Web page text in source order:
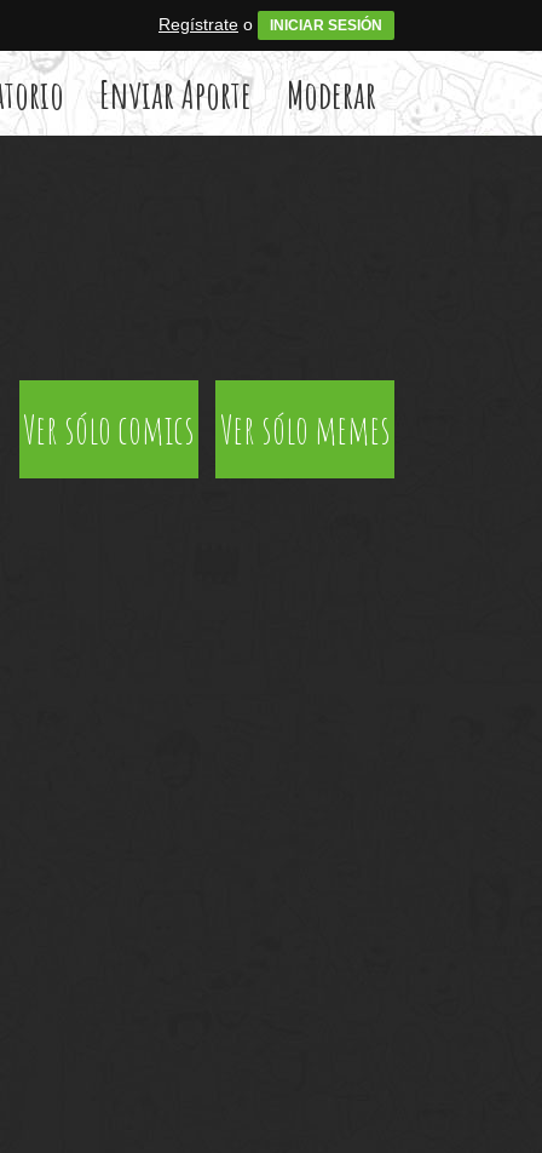
Regístrate o INICIAR SESIÓN
Enviar Aporte Moderar
Ver sólo comics Ver sólo memes